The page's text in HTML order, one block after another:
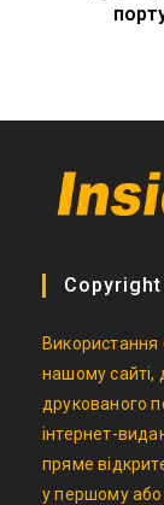
Copyright
Використання
нашому сайті,
друкованого
інтернет-
пряме
у першому або